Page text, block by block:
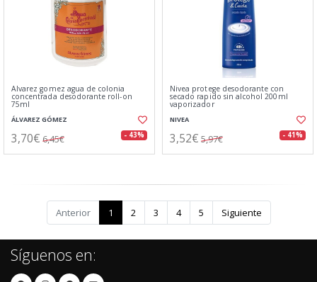
Alvarez gomez agua de colonia
concentrada desodorante roll-on
75ml
ÁLVAREZ GÓMEZ
3,70€ 6,45€ - 43%
Nivea protege desodorante con
secado rapido sin alcohol 200ml
vaporizador
NIVEA
3,52€ 5,97€ - 41%
Anterior 1 2 3 4 5 Siguiente
Síguenos en: